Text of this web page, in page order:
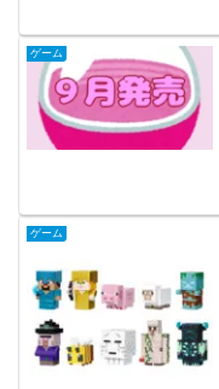
ゲーム
ゲーム